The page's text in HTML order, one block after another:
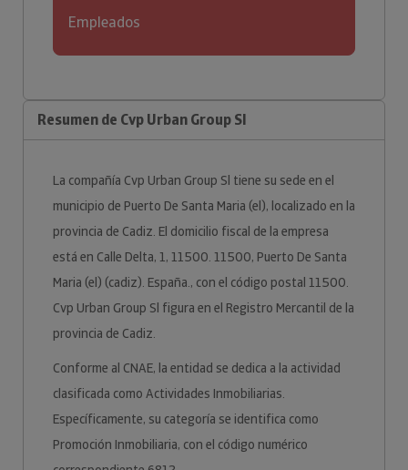
Empleados
Resumen de Cvp Urban Group Sl
La compañía Cvp Urban Group Sl tiene su sede en el
municipio de Puerto De Santa Maria (el), localizado en la
provincia de Cadiz. El domicilio fiscal de la empresa
está en Calle Delta, 1, 11500. 11500, Puerto De Santa
Maria (el) (cadiz). España., con el código postal 11500.
Cvp Urban Group Sl figura en el Registro Mercantil de la
provincia de Cadiz.
Conforme al CNAE, la entidad se dedica a la actividad
clasificada como Actividades Inmobiliarias.
Específicamente, su categoría se identifica como
Promoción Inmobiliaria, con el código numérico